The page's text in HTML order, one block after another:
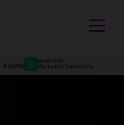
9:00PM
WHATSAPP
Atención inmediata